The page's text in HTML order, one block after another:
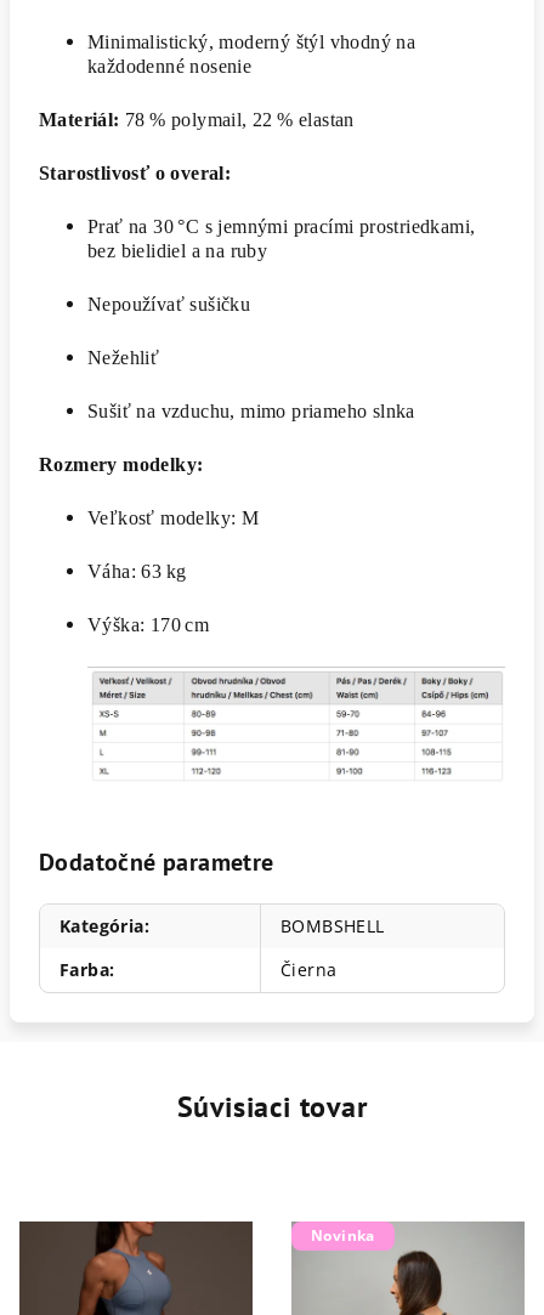
Minimalistický, moderný štýl vhodný na
každodenné nosenie
Materiál: 78 % polymail, 22 % elastan
Starostlivosť o overal:
Prať na 30 °C s jemnými pracími prostriedkami,
bez bielidiel a na ruby
Nepoužívať sušičku
Nežehliť
Sušiť na vzduchu, mimo priameho slnka
Rozmery modelky:
Veľkosť modelky: M
Váha: 63 kg
Výška: 170 cm
Dodatočné parametre
Kategória:
BOMBSHELL
Farba: Čierna
Súvisiaci tovar
Novinka